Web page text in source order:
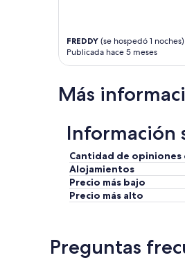
FREDDY (se hospedó 1 noches)
Publicada hace 5 meses
Más
Información
Cantidad de opiniones
Alojamientos
Precio más bajo
Precio más alto
Preguntas